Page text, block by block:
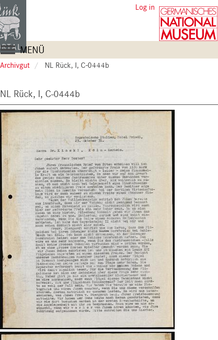
Skip
to
main
content
User
account
menu
Log in
Main
navigation
MENÜ
Archivgut NL Rück, I, C-0444b
NL Rück, I, C-0444b